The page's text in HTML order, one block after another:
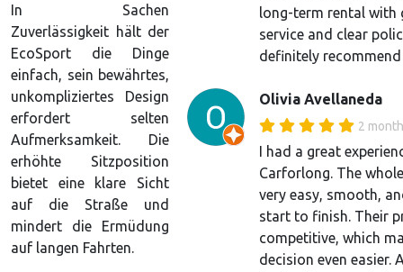
long-term rental with
service and clear
definitely
Olivia Avellaneda
2
I had a great
Carforlong. The
very easy, smooth,
start to finish. Their
competitive, which
decision even easier.
In Sachen
Zuverlässigkeit hält der
EcoSport die Dinge
einfach, sein bewährtes,
unkompliziertes Design
erfordert selten
Aufmerksamkeit. Die
erhöhte Sitzposition
bietet eine klare Sicht
auf die Straße und
mindert die Ermüdung
auf langen Fahrten.